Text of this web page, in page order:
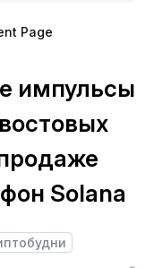
Page
импульсы
Solana